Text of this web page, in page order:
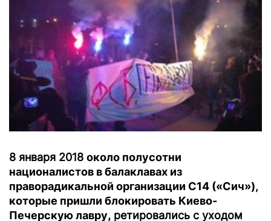
8 января 2018 около полусотни
националистов в балаклавах из
праворадикальной организации С14 («Сич»),
которые пришли блокировать Киево-
Печерскую лавру, ретировались с уходом